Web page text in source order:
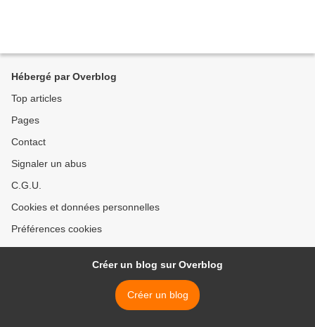
Hébergé par Overblog
Top articles
Pages
Contact
Signaler un abus
C.G.U.
Cookies et données personnelles
Préférences cookies
Créer un blog sur Overblog
Créer un blog